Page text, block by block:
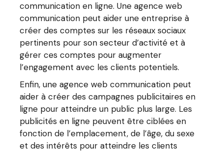
communication en ligne. Une agence web
communication peut aider une entreprise à
créer des comptes sur les réseaux sociaux
pertinents pour son secteur d’activité et à
gérer ces comptes pour augmenter
l’engagement avec les clients potentiels.
Enfin, une agence web communication peut
aider à créer des campagnes publicitaires en
ligne pour atteindre un public plus large. Les
publicités en ligne peuvent être ciblées en
fonction de l’emplacement, de l’âge, du sexe
et des intérêts pour atteindre les clients